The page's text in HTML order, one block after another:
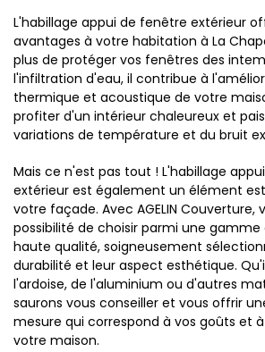
L'habillage appui de fenêtre extérieur
avantages à votre habitation à La
plus de protéger vos fenêtres des
l'infiltration d'eau, il contribue à
thermique et acoustique de votre
profiter d'un intérieur chaleureux et
variations de température et du bruit
Mais ce n'est pas tout ! L'habillage
extérieur est également un élément
votre façade. Avec AGELIN Couverture,
possibilité de choisir parmi une
haute qualité, soigneusement
durabilité et leur aspect esthétique.
l'ardoise, de l'aluminium ou d'autres
saurons vous conseiller et vous offrir
mesure qui correspond à vos goûts et
votre maison.